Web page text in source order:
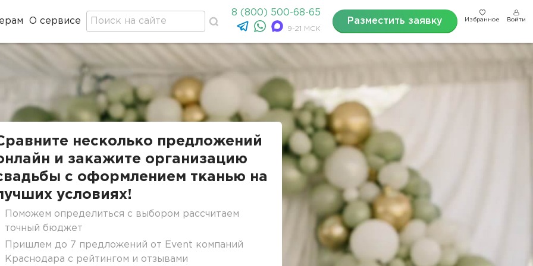
О сервисе
8 (800) 500-68-65
9-21 МСК
Разместить заявку Избранное Войти
несколько предложений
и закажите организацию
с оформлением тканью на
условиях!
Поможем определиться с выбором рассчитаем
точный бюджет
Пришлем до 7 предложений от Event компаний
Краснодара с рейтингом и отзывами